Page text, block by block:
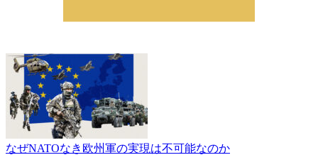
なぜNATOなき欧州軍の実現は不可能なのか